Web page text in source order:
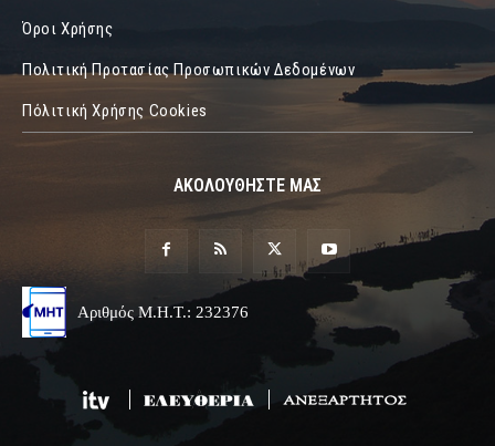
Όροι Χρήσης
Πολιτική Προτασίας Προσωπικών Δεδομένων
Πόλιτική Χρήσης Cookies
ΑΚΟΛΟΥΘΗΣΤΕ ΜΑΣ
Αριθμός Μ.Η.Τ.: 232376